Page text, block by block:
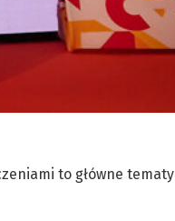
to główne tematy